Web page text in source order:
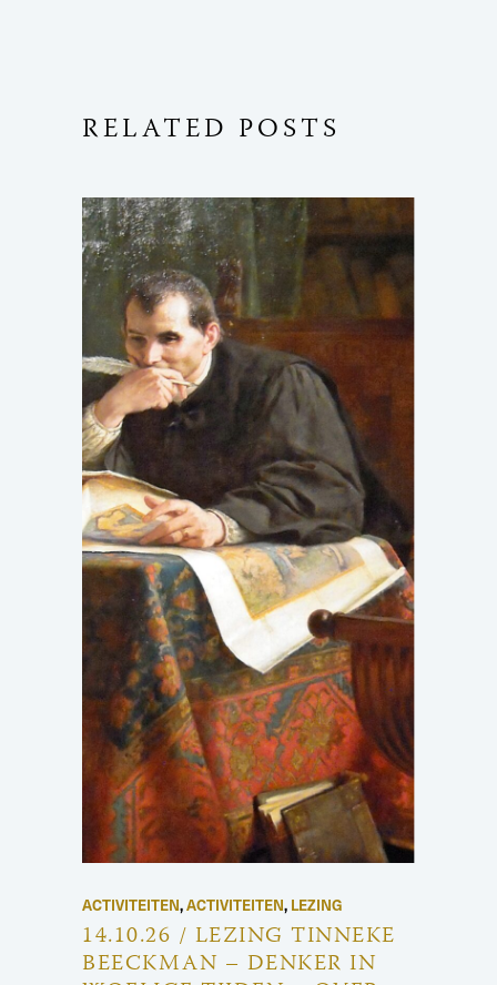
RELATED POSTS
ACTIVITEITEN,ACTIVITEITEN, LEZING
14.10.26 / LEZING TINNEKE
BEECKMAN – DENKER IN